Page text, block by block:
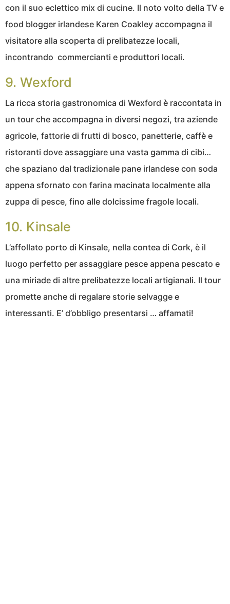
con il suo eclettico mix di cucine. Il noto volto della TV e
food blogger irlandese Karen Coakley accompagna il
visitatore alla scoperta di prelibatezze locali,
incontrando commercianti e produttori locali.
9. Wexford
La ricca storia gastronomica di Wexford è raccontata in
un tour che accompagna in diversi negozi, tra aziende
agricole, fattorie di frutti di bosco, panetterie, caffè e
ristoranti dove assaggiare una vasta gamma di cibi…
che spaziano dal tradizionale pane irlandese con soda
appena sfornato con farina macinata localmente alla
zuppa di pesce, fino alle dolcissime fragole locali.
10. Kinsale
L’affollato porto di Kinsale, nella contea di Cork, è il
luogo perfetto per assaggiare pesce appena pescato e
una miriade di altre prelibatezze locali artigianali. Il tour
promette anche di regalare storie selvagge e
interessanti. E’ d’obbligo presentarsi … affamati!